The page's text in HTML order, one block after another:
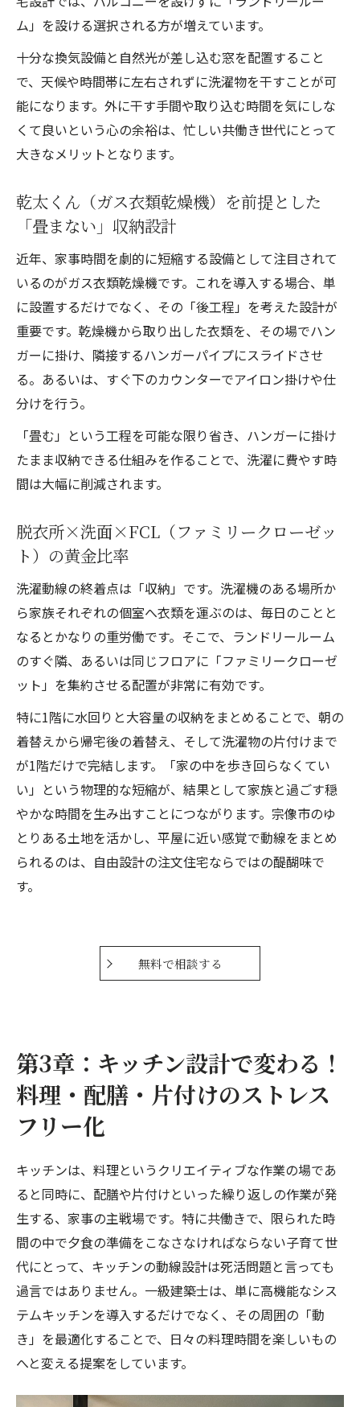
ム」を設ける選択される方が増えています。
十分な換気設備と自然光が差し込む窓を配置すること
で、天候や時間帯に左右されずに洗濯物を干すことが可
能になります。外に干す手間や取り込む時間を気にしな
くて良いという心の余裕は、忙しい共働き世代にとって
大きなメリットとなります。
乾太くん（ガス衣類乾燥機）を前提とした
「畳まない」収納設計
近年、家事時間を劇的に短縮する設備として注目されて
いるのがガス衣類乾燥機です。これを導入する場合、単
に設置するだけでなく、その「後工程」を考えた設計が
重要です。乾燥機から取り出した衣類を、その場でハン
ガーに掛け、隣接するハンガーパイプにスライドさせ
る。あるいは、すぐ下のカウンターでアイロン掛けや仕
分けを行う。
「畳む」という工程を可能な限り省き、ハンガーに掛け
たまま収納できる仕組みを作ることで、洗濯に費やす時
間は大幅に削減されます。
脱衣所×洗面×FCL（ファミリークローゼッ
ト）の黄金比率
洗濯動線の終着点は「収納」です。洗濯機のある場所か
ら家族それぞれの個室へ衣類を運ぶのは、毎日のことと
なるとかなりの重労働です。そこで、ランドリールーム
のすぐ隣、あるいは同じフロアに「ファミリークローゼ
ット」を集約させる配置が非常に有効です。
特に1階に水回りと大容量の収納をまとめることで、朝の
着替えから帰宅後の着替え、そして洗濯物の片付けまで
が1階だけで完結します。「家の中を歩き回らなくてい
い」という物理的な短縮が、結果として家族と過ごす穏
やかな時間を生み出すことにつながります。宗像市のゆ
とりある土地を活かし、平屋に近い感覚で動線をまとめ
られるのは、自由設計の注文住宅ならではの醍醐味で
す。
無料で相談する
第3章：キッチン設計で変わる！
料理・配膳・片付けのストレス
フリー化
キッチンは、料理というクリエイティブな作業の場であ
ると同時に、配膳や片付けといった繰り返しの作業が発
生する、家事の主戦場です。特に共働きで、限られた時
間の中で夕食の準備をこなさなければならない子育て世
代にとって、キッチンの動線設計は死活問題と言っても
過言ではありません。一級建築士は、単に高機能なシス
テムキッチンを導入するだけでなく、その周囲の「動
き」を最適化することで、日々の料理時間を楽しいもの
へと変える提案をしています。